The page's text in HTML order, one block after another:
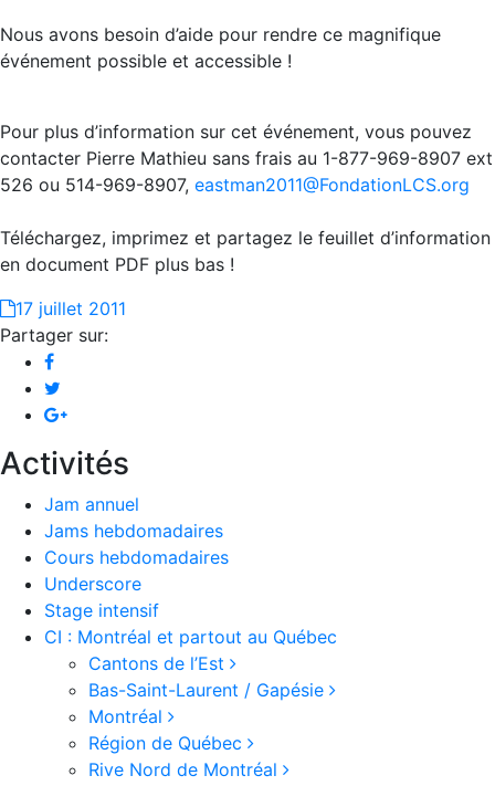
Nous avons besoin d’aide pour rendre ce magnifique
événement possible et accessible !
Pour plus d’information sur cet événement, vous pouvez
contacter Pierre Mathieu sans frais au 1-877-969-8907 ext
526 ou 514-969-8907, eastman2011@FondationLCS.org
Téléchargez, imprimez et partagez le feuillet d’information
en document PDF plus bas !
17 juillet 2011
Partager sur:
Activités
Jam annuel
Jams hebdomadaires
Cours hebdomadaires
Underscore
Stage intensif
CI : Montréal et partout au Québec
Cantons de l’Est
Bas-Saint-Laurent / Gapésie
Montréal
Région de Québec
Rive Nord de Montréal